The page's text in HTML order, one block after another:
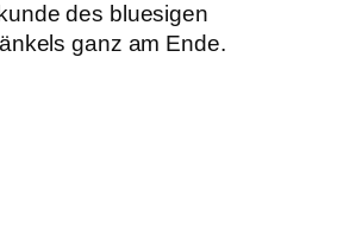
des bluesigen
ganz am Ende.